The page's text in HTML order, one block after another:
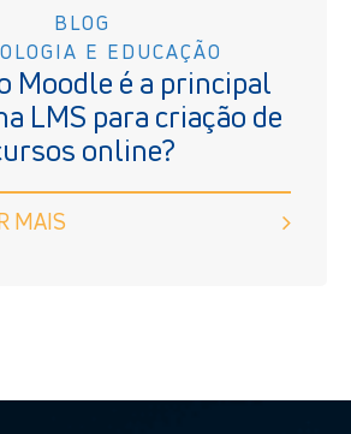
BLOG
E EDUCAÇÃO
Moodle é a principal
LMS para criação de
online?
MAIS